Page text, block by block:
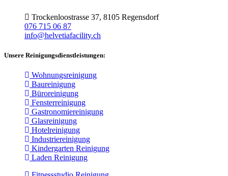
Trockenloostrasse 37, 8105 Regensdorf
076 715 06 87
info@helvetiafacility.ch
Unsere Reinigungsdienstleistungen:
Wohnungsreinigung
Baureinigung
Büroreinigung
Fensterreinigung
Gastronomiereinigung
Glasreinigung
Hotelreinigung
Industriereinigung
Kindergarten Reinigung
Laden Reinigung